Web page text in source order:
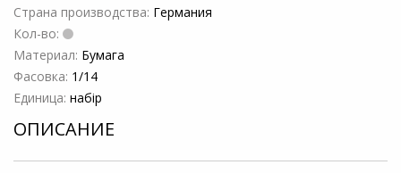
Страна производства: Германия
Кол-во:
Материал: Бумага
Фасовка: 1/14
Единица: набір
ОПИСАНИЕ